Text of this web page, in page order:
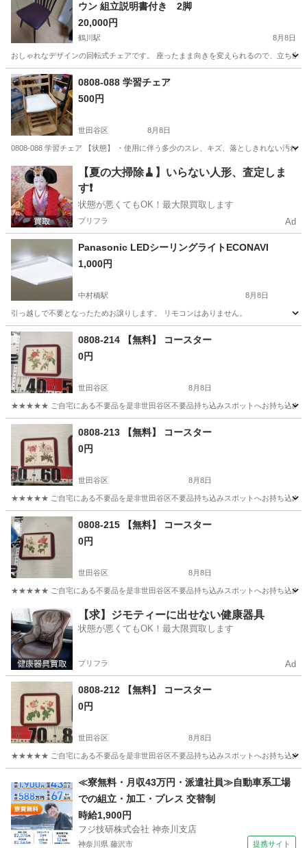
ウン 組立説明書付き 2脚
20,000円
鶴川駅 8月8日
おしゃれなデザインの回転式チェアです。 座ったまま向きを変えられるので、立ち
東京 町田市 椅子
0808-088 学習チェア
500円
世田谷区 8月8日
0808-088 学習チェア 【状態】 ・使用に伴う多少のスレ、キズ、落としきれない汚
東京 世田谷区 椅子 現地
【夏の大掃除🧹】いらない人形、査定しま
す❗️
状態が悪くてもOK！最大限買取します
プリフラ Ad
Panasonic LEDシーリングライトECONAVI
1,000円
中村橋駅 8月8日
引っ越しで不要となったためお譲りします。 リモコンはありません。
東京 練馬区 照明器具
0808-214 【無料】 コースター
0円
世田谷区 8月8日
★★★★★ ご自宅にある不要品を是非世田谷区不要品持ち込みスポットへお持ち込みし
東京 世田谷区 インテリア雑貨/小物 コースター
0808-213 【無料】 コースター
0円
世田谷区 8月8日
★★★★★ ご自宅にある不要品を是非世田谷区不要品持ち込みスポットへお持ち込みし
東京 世田谷区 インテリア雑貨/小物 コースター
0808-215 【無料】 コースター
0円
世田谷区 8月8日
★★★★★ ご自宅にある不要品を是非世田谷区不要品持ち込みスポットへお持ち込みし
東京 世田谷区 インテリア雑貨/小物 コースター
【求】ジモティーに出せない健康器具
状態が悪くてもOK！最大限買取します
プリフラ Ad
0808-212 【無料】 コースター
0円
世田谷区 8月8日
★★★★★ ご自宅にある不要品を是非世田谷区不要品持ち込みスポットへお持ち込みし
インテリア雑貨/小物 コースター
≪寮無料・月収43万円・派遣社員≫自動車系工場
での組立・加工・プレス 交替制
時給1,900円
フジ技研株式会社 神奈川支店
神奈川県 藤沢市 提携サイト